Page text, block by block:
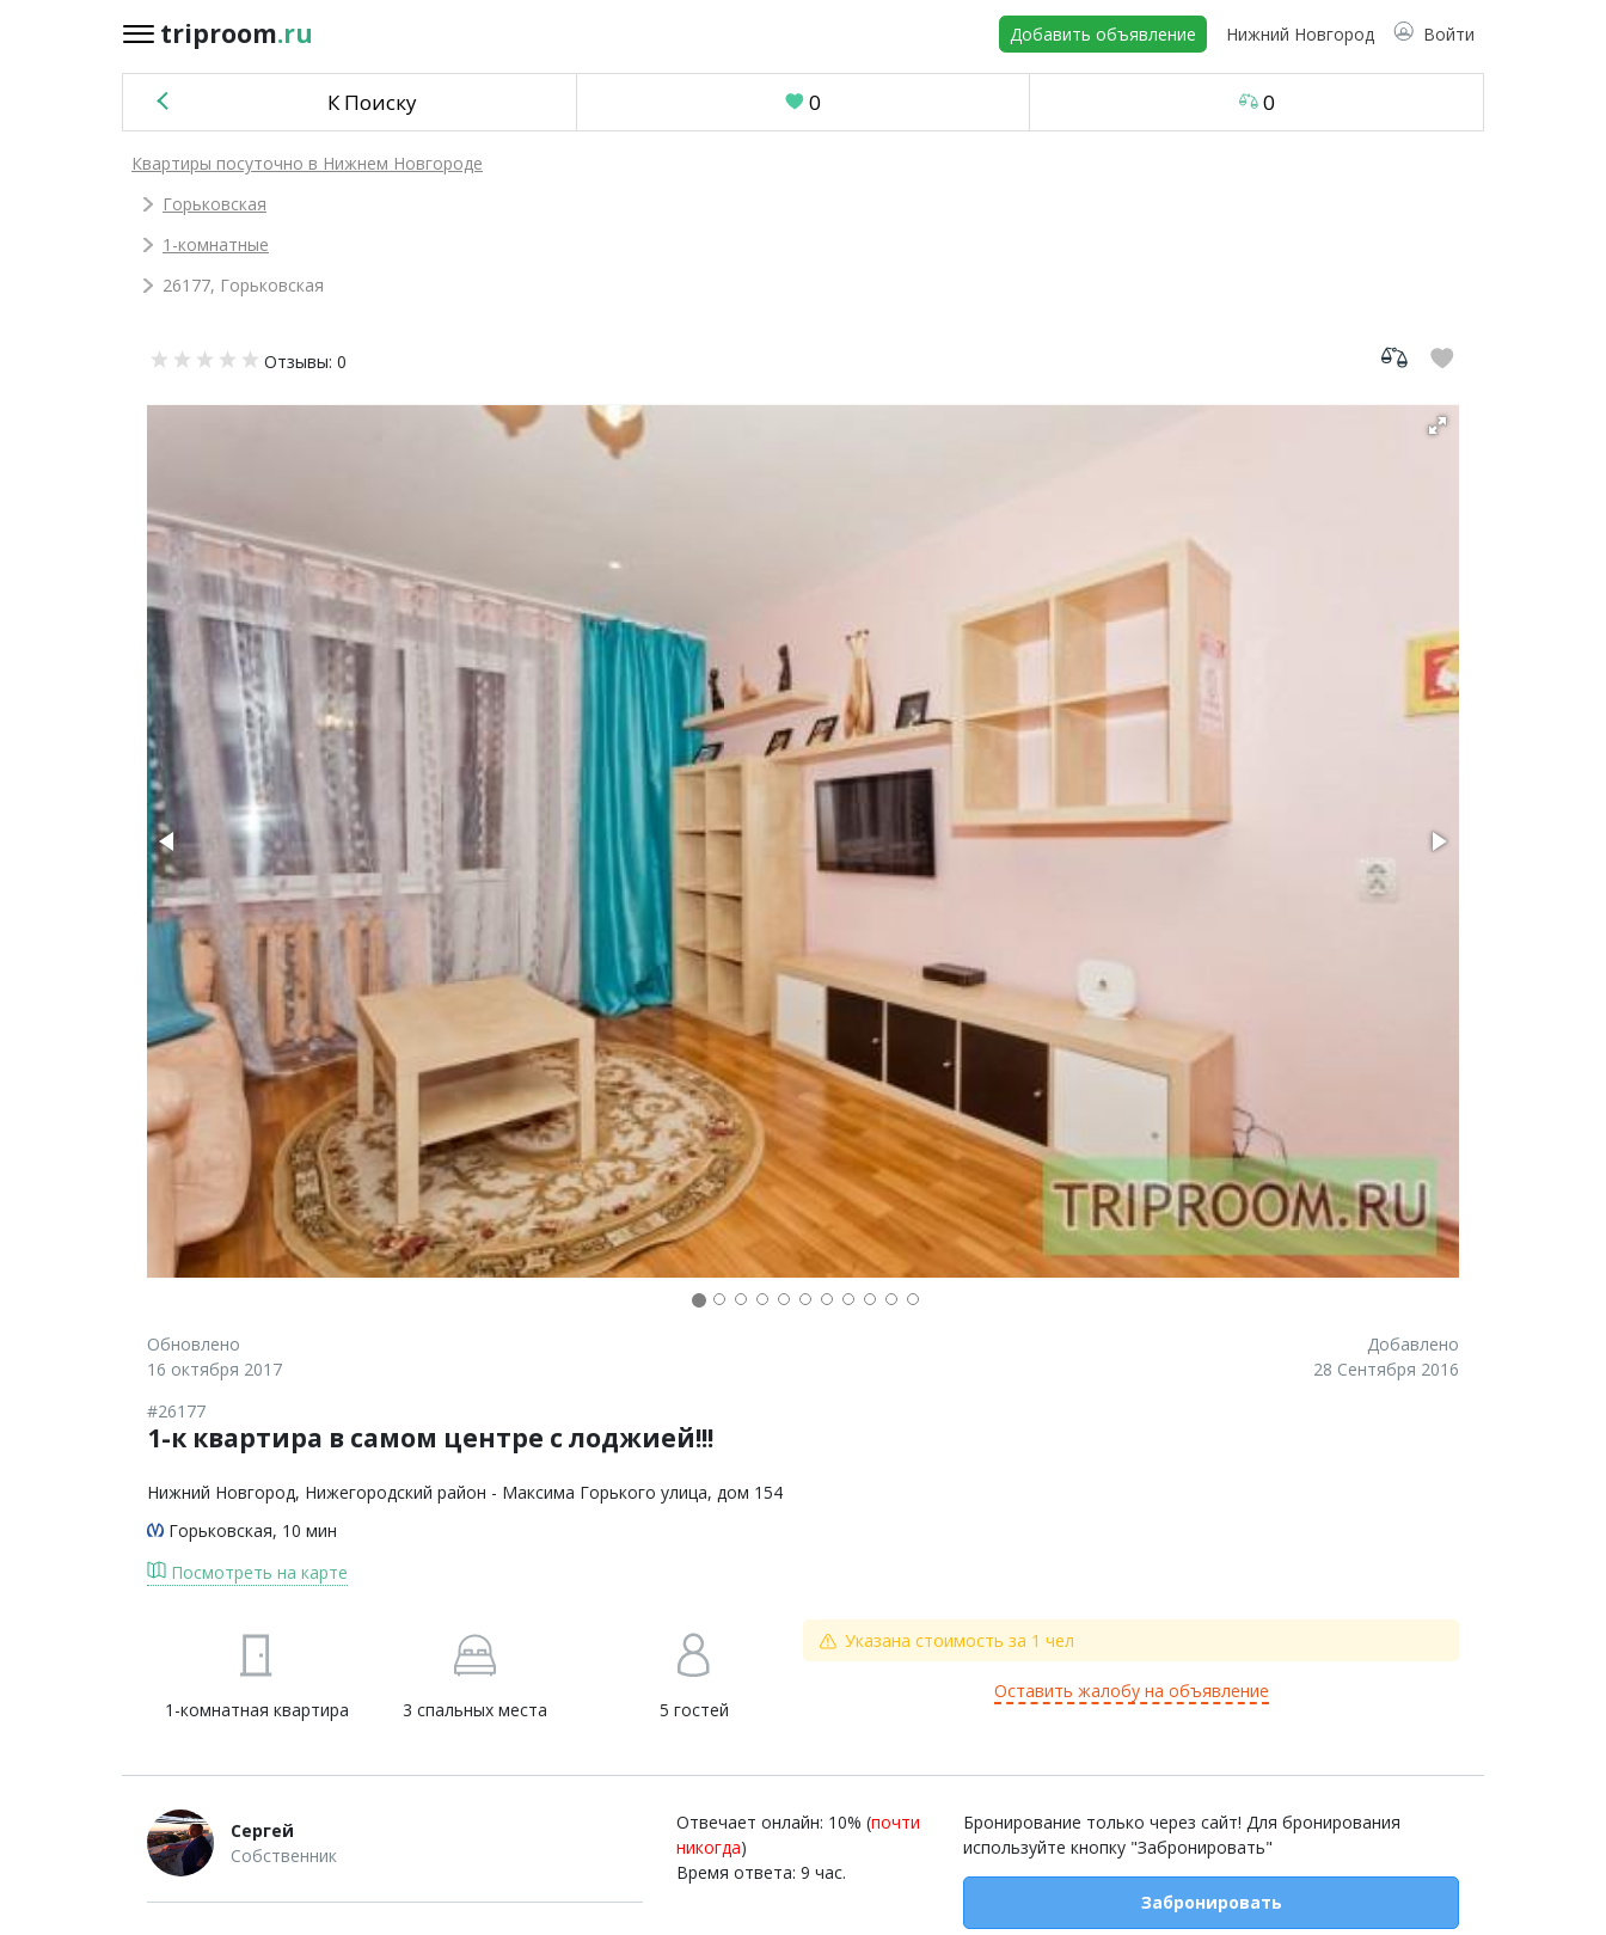
triproom.ru Добавить объявление Нижний Новгород Войти
triproom.ru
Войти / Зарегистрироваться
К Поиску 0 0
Квартиры посуточно в Нижнем Новгороде
Горьковская
1-комнатные
26177, Горьковская
Отзывы: 0
Обновлено
16 октября 2017
Добавлено
28 Сентября 2016
1-к квартира в самом центре с лоджией!!!
#26177
Нижний Новгород, Нижегородский район - Максима Горького улица, дом 154
Горьковская, 10 мин
Посмотреть на карте
1-комнатная квартира 3 спальных места 5 гостей
Указана стоимость за 1 чел
Оставить жалобу на объявление
Сергей
Собственник
Отвечает онлайн: 10% (почти
никогда)
Время ответа: 9 час.
Бронирование только через сайт! Для бронирования
используйте кнопку "Забронировать"
Забронировать